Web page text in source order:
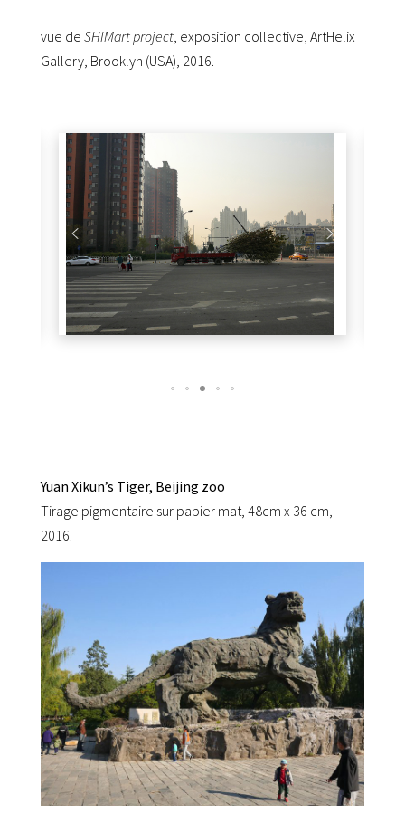
vue de SHIMart project, exposition collective, ArtHelix
Gallery, Brooklyn (USA), 2016.
Yuan Xikun’s Tiger, Beijing zoo
Tirage pigmentaire sur papier mat, 48cm x 36 cm,
2016.